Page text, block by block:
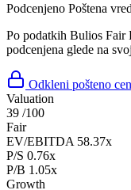
Podcenjeno Poštena
Po podatkih Bulios Fair
podcenjena glede na
Odkleni pošteno
Valuation
39 /100
Fair
EV/EBITDA 58.37x
P/S 0.76x
P/B 1.05x
Growth